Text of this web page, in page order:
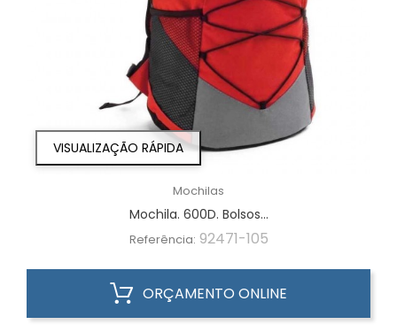
VISUALIZAÇÃO RÁPIDA
Mochilas
Mochila. 600D. Bolsos...
Referência: 92471-105
ORÇAMENTO ONLINE